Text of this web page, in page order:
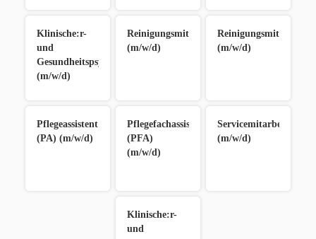
Klinische:r-
und
Gesundheitspsycholog:in
(m/w/d)
Reinigungsmitarbeiter:in
(m/w/d)
(m/w/d)
Pflegeassistent:in
(PA) (m/w/d)
Pflegefachassistent:in
(PFA)
(m/w/d)
Servicemitarbeiter:in
(m/w/d)
Klinische:r-
und